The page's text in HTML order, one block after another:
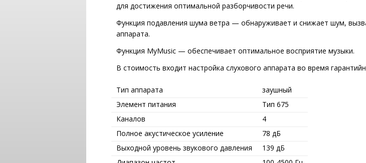
для достижения оптимальной разборчивости речи.
Функция подавления шума ветра — обнаруживает и снижает шум,
аппарата.
Функция MyMusic — обеспечивает оптимальное восприятие музыки.
В стоимость входит настройка слухового аппарата во время
Тип аппарата
заушный
Элемент питания
Тип 675
Каналов
4
Полное акустическое усиление
78 дБ
Выходной уровень звукового давления
139 дБ